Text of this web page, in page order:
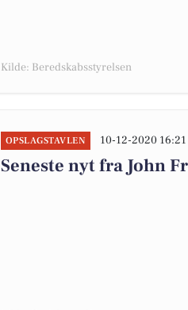
Kilde: Beredskabsstyrelsen
OPSLAGSTAVLEN 10-12-2020 16:21
Seneste nyt fra John